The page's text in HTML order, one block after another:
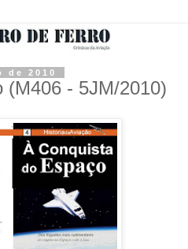
de 2010
(M406 - 5JM/2010)